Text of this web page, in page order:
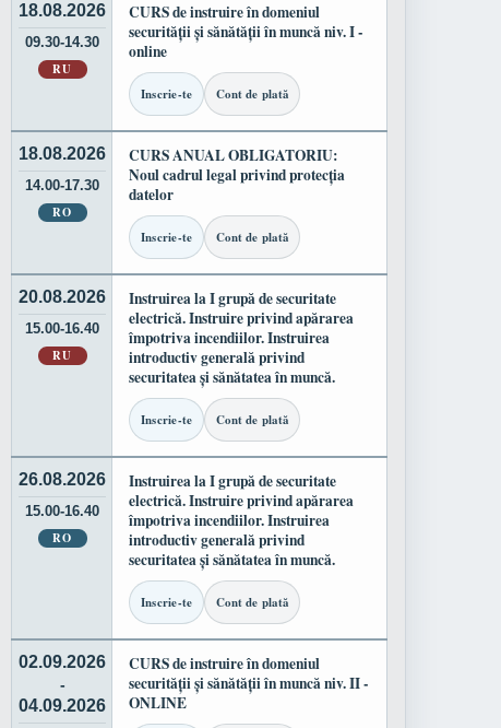
18.08.2026
09.30-14.30
RU
CURS de instruire în domeniul
securității și sănătății în muncă niv. I -
online
Inscrie-te Cont de plată
18.08.2026
14.00-17.30
RO
CURS ANUAL OBLIGATORIU:
Noul cadrul legal privind protecția
datelor
Inscrie-te Cont de plată
20.08.2026
15.00-16.40
RU
Instruirea la I grupă de securitate
electrică. Instruire privind apărarea
împotriva incendiilor. Instruirea
introductiv generală privind
securitatea și sănătatea în muncă.
Inscrie-te Cont de plată
26.08.2026
15.00-16.40
RO
Instruirea la I grupă de securitate
electrică. Instruire privind apărarea
împotriva incendiilor. Instruirea
introductiv generală privind
securitatea și sănătatea în muncă.
Inscrie-te Cont de plată
02.09.2026
-
04.09.2026
CURS de instruire în domeniul
securității și sănătății în muncă niv. II -
ONLINE